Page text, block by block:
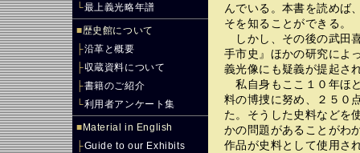
└最上義光略年譜
■歴史館について
├沿革と概要
├収蔵資料について
├書籍のご紹介
└利用者アンケート集
■ Material in English
├Guide to our Exhibits
んでいる。本書を読めば
そを知ることができる。
しかし、その後の武田
手市史』ほかの研究によ
義光像にも疑義が提起さ
私自身もここ１０年ほ
料の博捜に努め、２５０
た。そうした史料などを
かの問題があることがわ
作品が史料として使用さ